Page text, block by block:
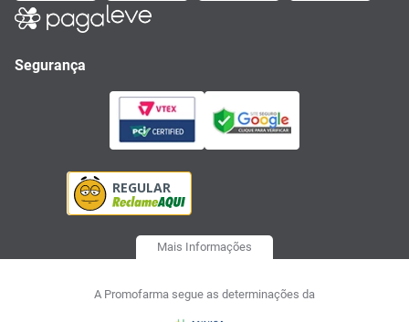
Segurança
Mais Informações
A Promofarma segue as determinações da